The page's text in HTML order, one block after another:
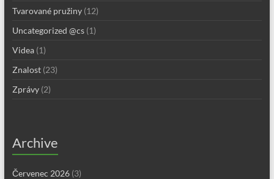
Tvarované pružiny(12)
Uncategorized @cs(1)
Videa(1)
Znalost(23)
Zprávy(2)
Archive
Červenec 2026(3)